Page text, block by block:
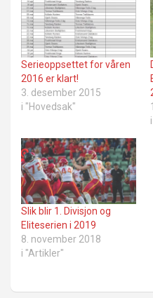
Serieoppsettet for våren
2016 er klart!
3. desember 2015
i "Hovedsak"
Slik blir 1. Divisjon og
Eliteserien i 2019
8. november 2018
i "Artikler"